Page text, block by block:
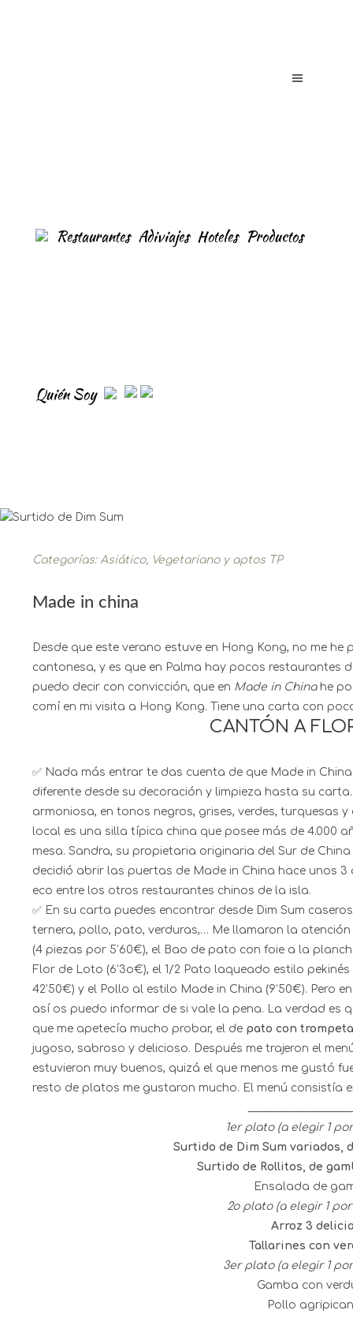
Restaurantes Adiviajes Hoteles Productos
Quién Soy
Categorías: Asiático, Vegetariano y aptos TP
Made in china
Desde que este verano estuve en Hong Kong, no me
cantonesa, y es que en Palma hay pocos restaurantes
puedo decir con convicción, que en Made in Chinahe
comí en mi visita a Hong Kong. Tiene una carta con
CANTÓN A
✅ Nada más entrar te das cuenta de que Made in
diferente desde su decoración y limpieza hasta su
armoniosa, en tonos negros, grises, verdes, turquesas
local es una silla típica china que posee más de 4.000
mesa. Sandra, su propietaria originaria del Sur de
decidió abrir las puertas de Made in China hace unos 3
eco entre los otros restaurantes chinos de la isla.
✅ En su carta puedes encontrar desde Dim Sum
ternera, pollo, pato, verduras,… Me llamaron la
(4 piezas por 5’60€), el Bao de pato con foie a la
Flor de Loto (6’3o€), el 1/2 Pato laqueado estilo
42’50€) y el Pollo al estilo Made in China (9’50€). Pero
así os puedo informar de si vale la pena. La verdad es
que me apetecía mucho probar, el de pato con
jugoso, sabroso y delicioso. Después me trajeron el
estuvieron muy buenos, quizá el que menos me gustó
resto de platos me gustaron mucho. El menú consistía
1er plato (a elegir 1
Surtido de Dim Sum variados,
Surtido de Rollitos, de
Ensalada de
2o plato (a elegir 1
Arroz 3
Tallarines con
3er plato (a elegir 1
Gamba con
Pollo